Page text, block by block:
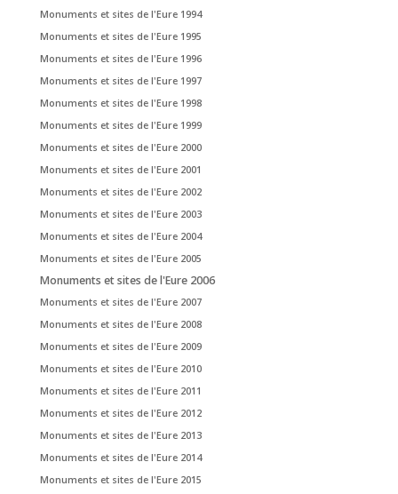
Monuments et sites de l'Eure 1994
Monuments et sites de l'Eure 1995
Monuments et sites de l'Eure 1996
Monuments et sites de l'Eure 1997
Monuments et sites de l'Eure 1998
Monuments et sites de l'Eure 1999
Monuments et sites de l'Eure 2000
Monuments et sites de l'Eure 2001
Monuments et sites de l'Eure 2002
Monuments et sites de l'Eure 2003
Monuments et sites de l'Eure 2004
Monuments et sites de l'Eure 2005
Monuments et sites de l'Eure 2006
Monuments et sites de l'Eure 2007
Monuments et sites de l'Eure 2008
Monuments et sites de l'Eure 2009
Monuments et sites de l'Eure 2010
Monuments et sites de l'Eure 2011
Monuments et sites de l'Eure 2012
Monuments et sites de l'Eure 2013
Monuments et sites de l'Eure 2014
Monuments et sites de l'Eure 2015